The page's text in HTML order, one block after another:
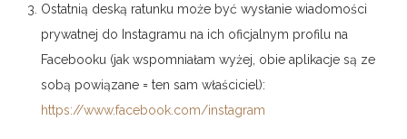
Ostatnią deską ratunku może być wysłanie wiadomości
prywatnej do Instagramu na ich oficjalnym profilu na
Facebooku (jak wspomniałam wyżej, obie aplikacje są ze
sobą powiązane = ten sam właściciel):
https://www.facebook.com/instagram